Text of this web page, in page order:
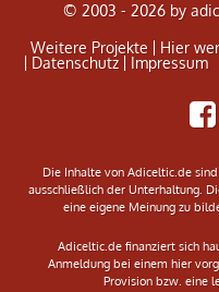
© 2003 - 2026 by
Weitere Projekte
Hier
Datenschutz
Impressum
Die Inhalte von Adiceltic.de
ausschließlich der Unterhaltung.
eine eigene Meinung zu
Adiceltic.de finanziert sich
Anmeldung bei einem hier
Provision bzw. eine